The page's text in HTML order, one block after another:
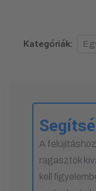
Kategóriák:
A
ragasztók
kell